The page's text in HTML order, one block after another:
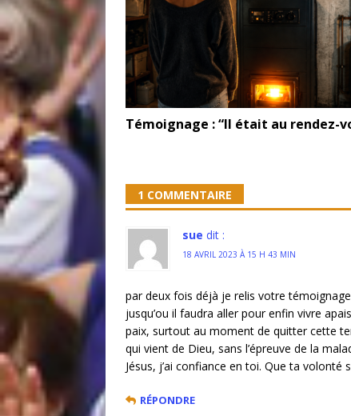
Témoignage : “Il était au rendez-
1 COMMENTAIRE
sue dit :
18 AVRIL 2023 À 15 H 43 MIN
par deux fois déjà je relis votre
jusqu’ou il faudra aller pour enfin vivre
paix, surtout au moment de quitter cette
qui vient de Dieu, sans l’épreuve de la
Jésus, j’ai confiance en toi. Que ta
RÉPONDRE